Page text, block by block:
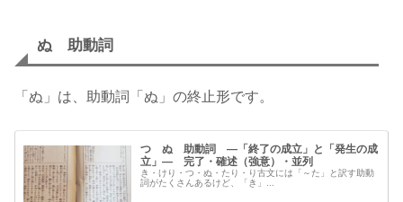
ぬ 助動詞
「ぬ」は、助動詞「ぬ」の終止形です。
つ ぬ 助動詞 ―「終了の成立」と「発生の成
立」― 完了・確述（強意）・並列
き・けり・つ・ぬ・たり・り古文には「～た」と訳す助動
詞がたくさんあるけど、「き」...